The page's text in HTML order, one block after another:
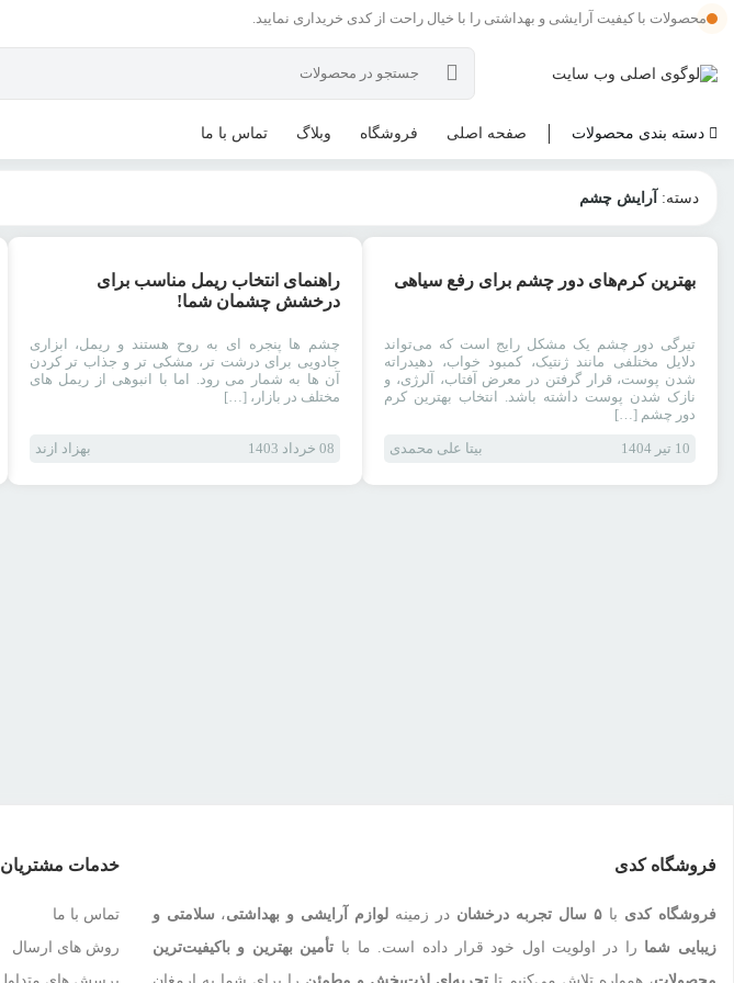
محصولات با کیفیت آرایشی و بهداشتی را با خیال راحت از کدی خریداری نمایید.
دسته بندی محصولات صفحه اصلی فروشگاه وبلاگ تماس با ما
دسته: آرایش چشم
آرایش چشم
بهترین کرم‌های دور چشم برای رفع سیاهی
تیرگی دور چشم یک مشکل رایج است که می‌تواند
دلایل مختلفی مانند ژنتیک، کمبود خواب، دهیدراته
شدن پوست، قرار گرفتن در معرض آفتاب، آلرژی، و
نازک شدن پوست داشته باشد. انتخاب بهترین کرم
دور چشم […]
10 تیر 1404 بیتا علی محمدی
آرایش چشم
رپورتاژ آگهی
راهنمای انتخاب ریمل مناسب برای
درخشش چشمان شما!
چشم ها پنجره ای به روح هستند و ریمل، ابزاری
جادویی برای درشت تر، مشکی تر و جذاب تر کردن
آن ها به شمار می رود. اما با انبوهی از ریمل های
مختلف در بازار، […]
08 خرداد 1403 بهزاد ازند
فروشگاه کدی
فروشگاه کدی با ۵ سال تجربه درخشان در زمینه لوازم آرایشی و بهداشتی، سلامتی و
زیبایی شما را در اولویت اول خود قرار داده است. ما با تأمین بهترین و باکیفیت‌ترین
خدمات مشتریان
تماس با ما
روش های ارسال